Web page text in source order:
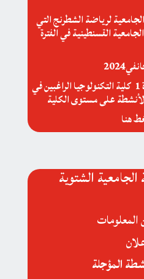
الجامعية لرياضة الشطرنج التي
القسنطينية في الفترة
الرجاء من طلبة جامعة البليدة 1 كلية التكنولوجيا الراغبين في
على مستوى الكلية
هنا
الشتوية
المعلومات
المؤجلة